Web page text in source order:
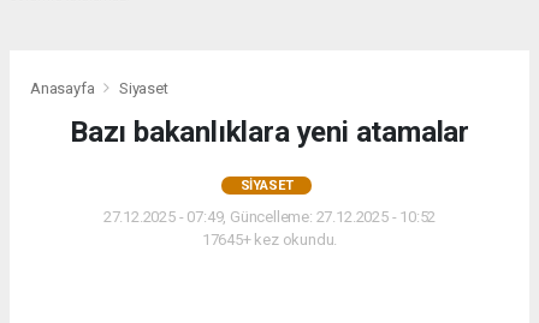
Anasayfa Siyaset
Bazı bakanlıklara yeni atamalar
SIYASET
27.12.2025 - 07:49, Güncelleme: 27.12.2025 - 10:52
17645+ kez okundu.